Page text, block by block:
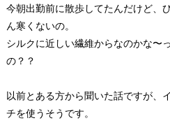
今朝出勤前に散歩してたんだけど、
ん寒くないの。
シルクに近しい繊維からなのかな〜
の？？
以前とある方から聞いた話ですが、
チを使うそうです。